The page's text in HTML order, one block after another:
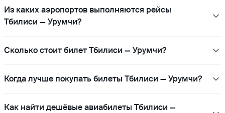
Из каких аэропортов выполняются рейсы
Тбилиси — Урумчи?
Сколько стоит билет Тбилиси — Урумчи?
Когда лучше покупать билеты Тбилиси — Урумчи?
Как найти дешёвые авиабилеты Тбилиси —